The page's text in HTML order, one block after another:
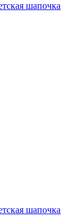
шапочка
шапочка